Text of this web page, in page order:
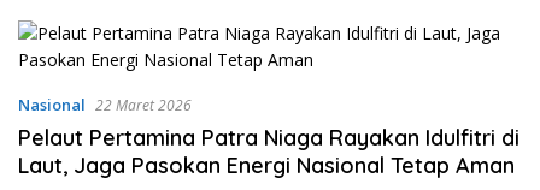
Nasional 22 Maret 2026
Pelaut Pertamina Patra Niaga Rayakan Idulfitri di
Laut, Jaga Pasokan Energi Nasional Tetap Aman